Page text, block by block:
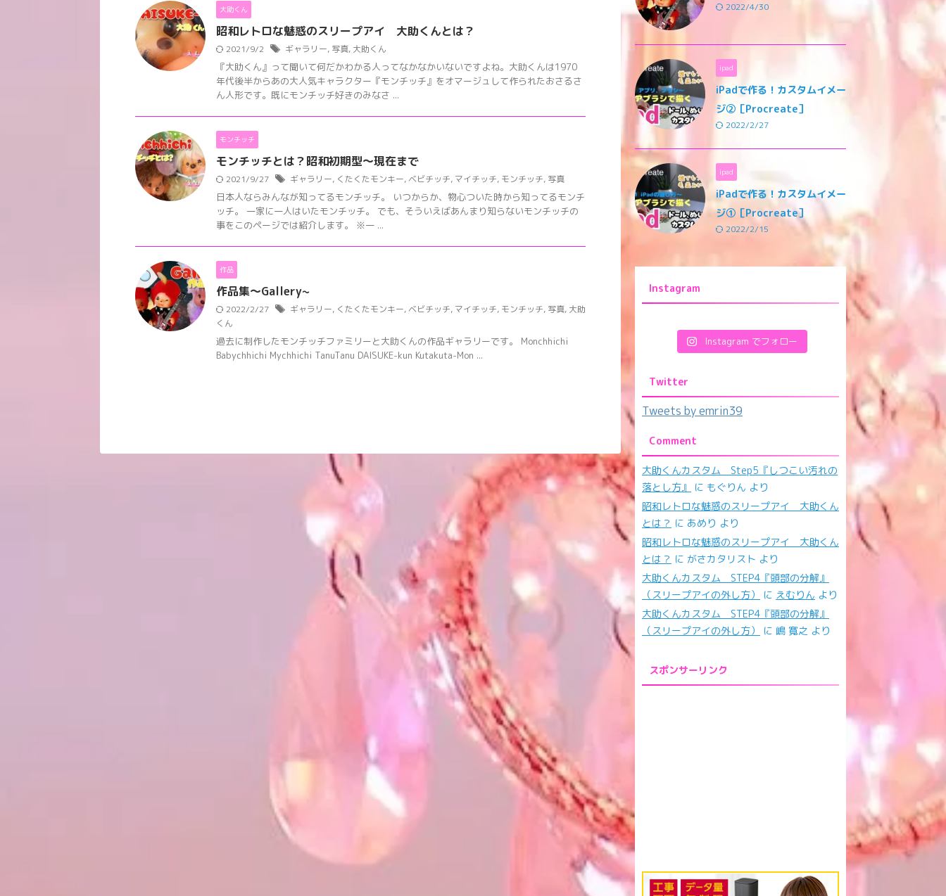
大助くん
昭和レトロな魅惑のスリープアイ 大助くんとは？
2021/9/2 ギャラリー, 写真, 大助くん
『大助くん』って聞いて何だかわかる人ってなかなかいないですよね。大助くんは1970
年代後半からあの大人気キャラクター『モンチッチ』をオマージュして作られたおさるさ
ん人形です。既にモンチッチ好きのみなさ ...
モンチッチ
モンチッチとは？昭和初期型〜現在まで
2021/9/27 ギャラリー, くたくたモンキー, ベビチッチ, マイチッチ, モンチッチ, 写真
日本人ならみんなが知ってるモンチッチ。 いつからか、物心ついた時から知ってるモンチ
ッチ。 一家に一人はいたモンチッチ。 でも、そういえばあんまり知らないモンチッチの
事をこのページでは紹介します。 ※一 ...
作品
作品集〜Gallery~
2022/2/27 ギャラリー, くたくたモンキー, ベビチッチ, マイチッチ, モンチッチ, 写真, 大助
くん
過去に制作したモンチッチファミリーと大助くんの作品ギャラリーです。 Monchhichi
Babychhichi Mychhichi TanuTanu DAISUKE-kun Kutakuta-Mon ...
2022/4/30
ipad
iPadで作る！カスタムイメー
ジ②［Procreate］
2022/2/27
ipad
iPadで作る！カスタムイメー
ジ①［Procreate］
2022/2/15
Instagram
Instagram でフォロー
Twitter
Tweets by emrin39
Comment
大助くんカスタム Step5『しつこい汚れの
落とし方』
に もぐりん より
昭和レトロな魅惑のスリープアイ 大助くん
とは？ に あめり より
昭和レトロな魅惑のスリープアイ 大助くん
とは？ に がさカタリスト より
大助くんカスタム STEP4『頭部の分解』
（スリープアイの外し方）
に えむりん より
大助くんカスタム STEP4『頭部の分解』
（スリープアイの外し方）
に 嶋 寛之 より
スポンサーリンク